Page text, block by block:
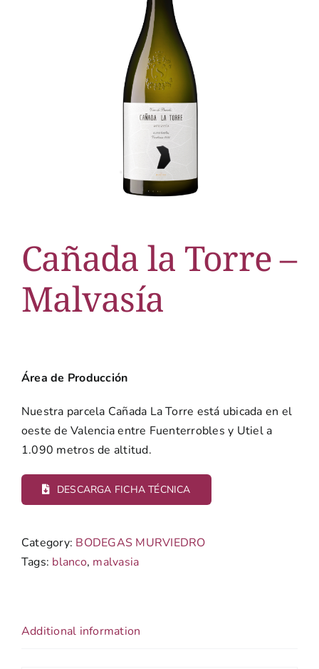
Cañada la Torre –
Malvasía
Área de Producción
Nuestra parcela Cañada La Torre está ubicada en el
oeste de Valencia entre Fuenterrobles y Utiel a
1.090 metros de altitud.
DESCARGA FICHA TÉCNICA
Category: BODEGAS MURVIEDRO
Tags: blanco, malvasia
Additional information